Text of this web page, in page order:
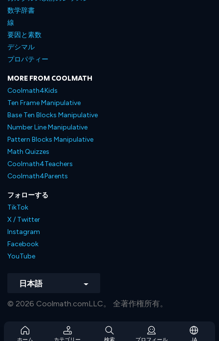
ホーム カテゴリー 検索 プロフィール JA
数学辞書
線
要因と素数
デシマル
プロパティー
MORE FROM COOLMATH
Coolmath4Kids
Ten Frame Manipulative
Base Ten Blocks Manipulative
Number Line Manipulative
Pattern Blocks Manipulative
Math Quizzes
Coolmath4Teachers
Coolmath4Parents
フォローする
TikTok
X / Twitter
Instagram
Facebook
YouTube
日本語
© 2026 Coolmath.comLLC。 全著作権所有。